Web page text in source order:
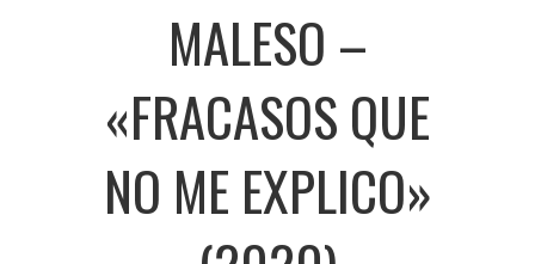
MALESO –
«FRACASOS QUE
NO ME EXPLICO»